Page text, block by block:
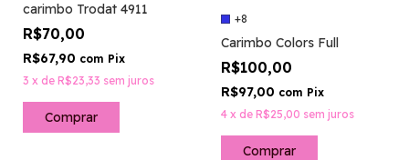
carimbo Trodat 4911
R$70,00
R$67,90 com Pix
3 x de R$23,33 sem juros
Comprar
+8
Carimbo Colors Full
R$100,00
R$97,00 com Pix
4 x de R$25,00 sem juros
Comprar